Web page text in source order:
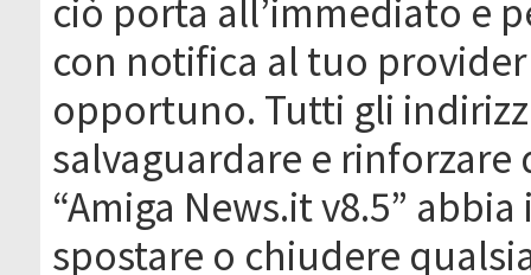
ciò porta all’immediato e
con notifica al tuo
opportuno. Tutti gli
salvaguardare e
“Amiga News.it v8.5”
spostare o chiudere